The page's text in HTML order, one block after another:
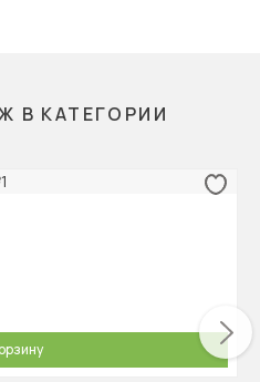
В КАТЕГОРИИ